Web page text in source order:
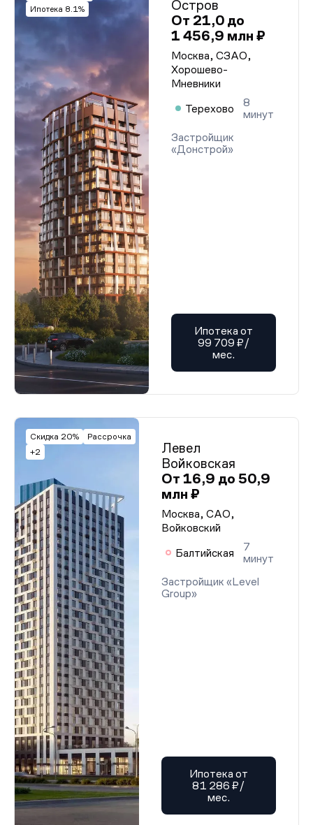
Ипотека 8.1%
Остров
От 21,0 до
1 456,9 млн ₽
Москва, СЗАО,
Хорошево-
Мневники
Терехово
8
минут
Застройщик
«Донстрой»
Ипотека от
99 709 ₽/
мес.
Скидка 20%
Рассрочка
+2
Левел
Войковская
От 16,9 до 50,9
млн ₽
Москва, САО,
Войковский
Балтийская
7
минут
Застройщик «Level
Group»
Ипотека от
81 286 ₽/
мес.